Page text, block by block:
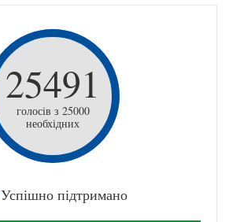
25491
голосів з 25000
необхідних
Успішно підтримано